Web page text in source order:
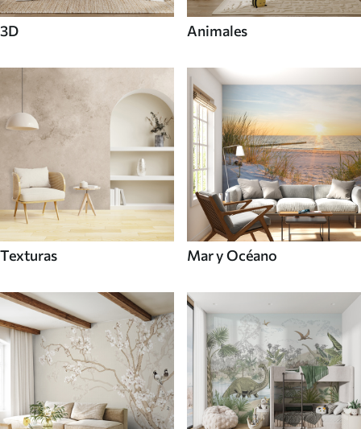
3D Animales
Texturas Mar y Océano